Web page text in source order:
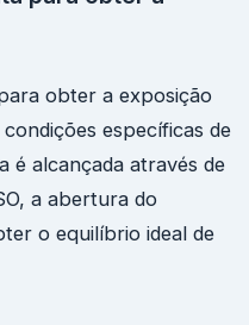
obter a exposição
específicas de
é alcançada através de
a abertura do
o equilíbrio ideal de